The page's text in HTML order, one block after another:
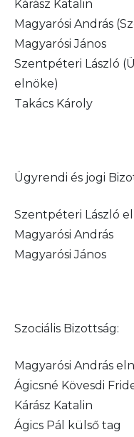
Kárász Katalin
Magyarósi András
Magyarósi János
Szentpéteri László
elnöke)
Takács Károly
Ügyrendi és jogi
Szentpéteri László
Magyarósi András
Magyarósi János
Szociális Bizottság:
Magyarósi András
Ágicsné Kövesdi
Kárász Katalin
Ágics Pál külső tag